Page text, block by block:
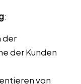
:
der
der Kunden
von